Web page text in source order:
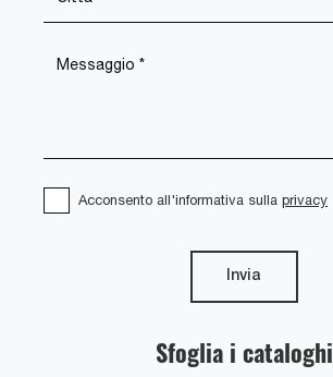
Sfoglia i cataloghi
Acconsento all'informativa sulla privacy
Invia